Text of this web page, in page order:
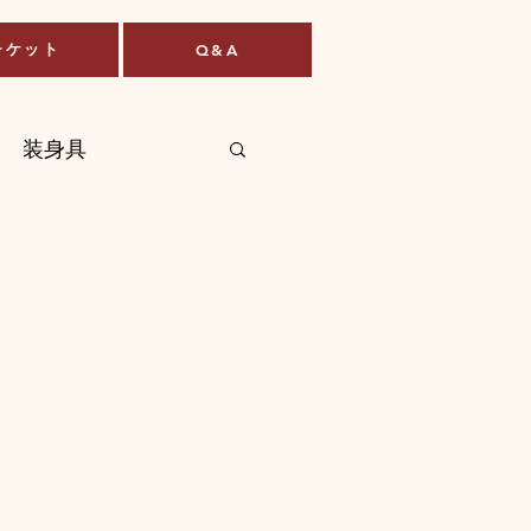
ケット Q&A
装身具